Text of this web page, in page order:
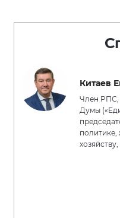
Китаев
Член РПС,
Думы